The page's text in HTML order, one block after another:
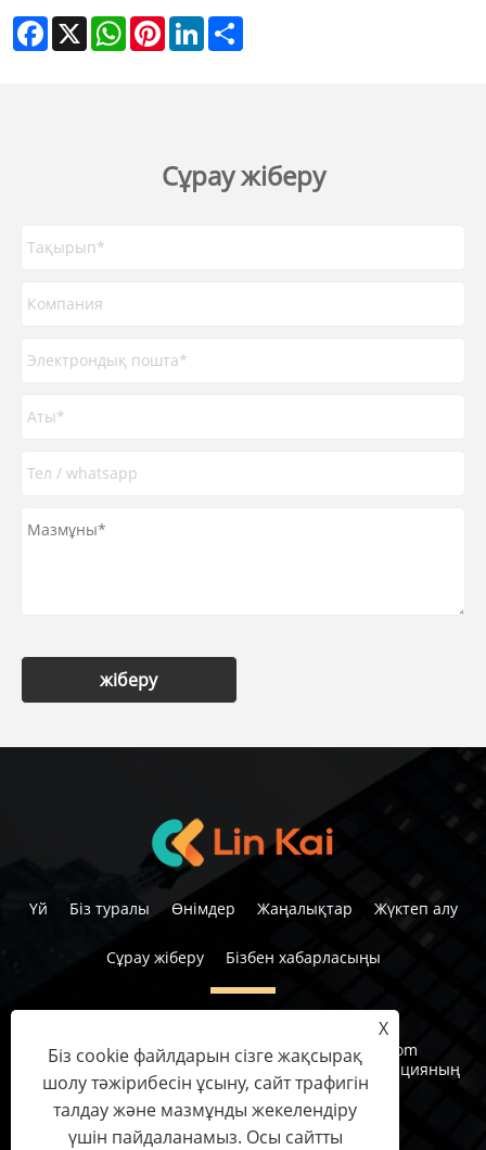
Facebook
X WhatsAppPinterestLinkedIn
Сұрау жіберу
жіберу
Үй Біз туралы Өнімдер Жаңалықтар Жүктеп алу
Сұрау жіберу Бізбен хабарласыңы
Электрондық пошта: nbtransmission@163.com
Жоқ 6, 1-ші, 1-ші индустрияда, провинцияның
патшайымы, Қытай
X
Біз cookie файлдарын сізге жақсырақ
шолу тәжірибесін ұсыну, сайт трафигін
талдау және мазмұнды жекелендіру
үшін пайдаланамыз. Осы сайтты